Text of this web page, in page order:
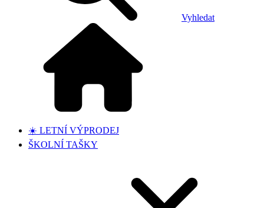
Vyhledat
☀️ LETNÍ VÝPRODEJ
ŠKOLNÍ TAŠKY